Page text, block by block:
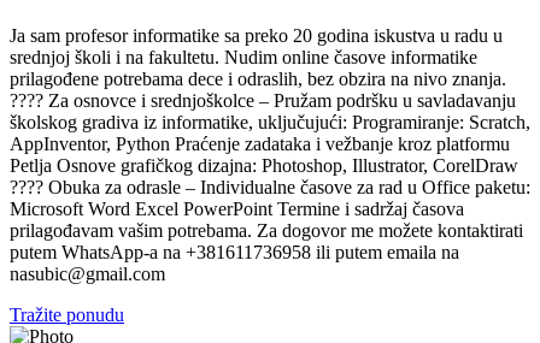
Ja sam profesor informatike sa preko 20 godina iskustva u radu u
srednjoj školi i na fakultetu. Nudim online časove informatike
prilagođene potrebama dece i odraslih, bez obzira na nivo znanja.
???? Za osnovce i srednjoškolce – Pružam podršku u savladavanju
školskog gradiva iz informatike, uključujući: Programiranje: Scratch,
AppInventor, Python Praćenje zadataka i vežbanje kroz platformu
Petlja Osnove grafičkog dizajna: Photoshop, Illustrator, CorelDraw
???? Obuka za odrasle – Individualne časove za rad u Office paketu:
Microsoft Word Excel PowerPoint Termine i sadržaj časova
prilagođavam vašim potrebama. Za dogovor me možete kontaktirati
putem WhatsApp-a na +381611736958 ili putem emaila na
nasubic@gmail.com
Tražite ponudu